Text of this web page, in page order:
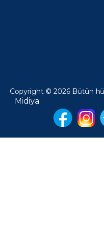
Copyright © 2026 Bütün
Midiya